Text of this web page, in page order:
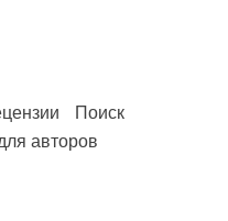
Поиск
авторов